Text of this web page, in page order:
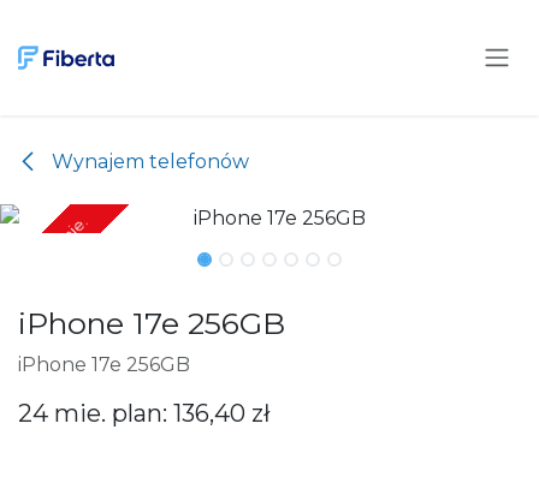
Wynajem telefonów
Tylko 24 mie.
Tylko 24 mie.
iPhone 17e 256GB
iPhone 17e 256GB
24 mie. plan: 136,40 zł